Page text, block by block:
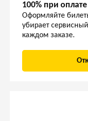
100% при
Оформляйте
убирает
каждом заказе.